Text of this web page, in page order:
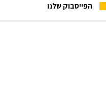
הפייסבוק שלנו